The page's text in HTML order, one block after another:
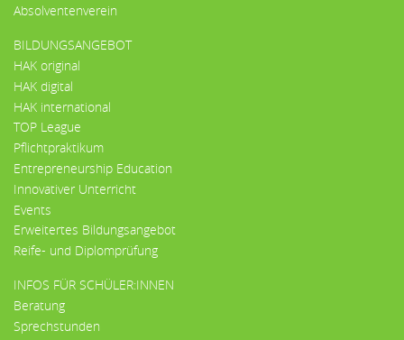
Absolventenverein
BILDUNGSANGEBOT
HAK original
HAK digital
HAK international
TOP League
Pflichtpraktikum
Entrepreneurship Education
Innovativer Unterricht
Events
Erweitertes Bildungsangebot
Reife- und Diplomprüfung
INFOS FÜR SCHÜLER:INNEN
Beratung
Sprechstunden